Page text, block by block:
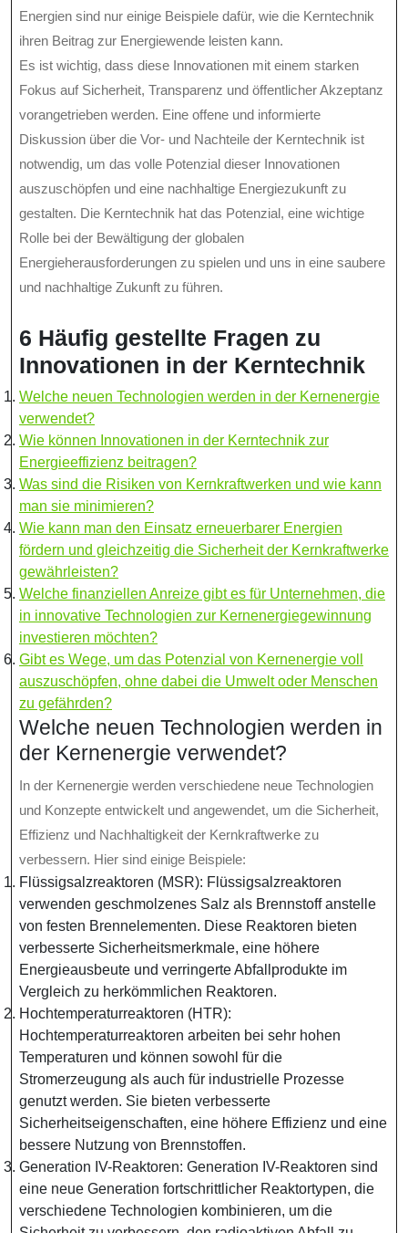
Energien sind nur einige Beispiele dafür, wie die Kerntechnik
ihren Beitrag zur Energiewende leisten kann.
Es ist wichtig, dass diese Innovationen mit einem starken
Fokus auf Sicherheit, Transparenz und öffentlicher Akzeptanz
vorangetrieben werden. Eine offene und informierte
Diskussion über die Vor- und Nachteile der Kerntechnik ist
notwendig, um das volle Potenzial dieser Innovationen
auszuschöpfen und eine nachhaltige Energiezukunft zu
gestalten. Die Kerntechnik hat das Potenzial, eine wichtige
Rolle bei der Bewältigung der globalen
Energieherausforderungen zu spielen und uns in eine saubere
und nachhaltige Zukunft zu führen.
6 Häufig gestellte Fragen zu
Innovationen in der Kerntechnik
Welche neuen Technologien werden in der Kernenergie
verwendet?
Wie können Innovationen in der Kerntechnik zur
Energieeffizienz beitragen?
Was sind die Risiken von Kernkraftwerken und wie kann
man sie minimieren?
Wie kann man den Einsatz erneuerbarer Energien
fördern und gleichzeitig die Sicherheit der Kernkraftwerke
gewährleisten?
Welche finanziellen Anreize gibt es für Unternehmen, die
in innovative Technologien zur Kernenergiegewinnung
investieren möchten?
Gibt es Wege, um das Potenzial von Kernenergie voll
auszuschöpfen, ohne dabei die Umwelt oder Menschen
zu gefährden?
Welche neuen Technologien werden in
der Kernenergie verwendet?
In der Kernenergie werden verschiedene neue Technologien
und Konzepte entwickelt und angewendet, um die Sicherheit,
Effizienz und Nachhaltigkeit der Kernkraftwerke zu
verbessern. Hier sind einige Beispiele:
Flüssigsalzreaktoren (MSR): Flüssigsalzreaktoren
verwenden geschmolzenes Salz als Brennstoff anstelle
von festen Brennelementen. Diese Reaktoren bieten
verbesserte Sicherheitsmerkmale, eine höhere
Energieausbeute und verringerte Abfallprodukte im
Vergleich zu herkömmlichen Reaktoren.
Hochtemperaturreaktoren (HTR):
Hochtemperaturreaktoren arbeiten bei sehr hohen
Temperaturen und können sowohl für die
Stromerzeugung als auch für industrielle Prozesse
genutzt werden. Sie bieten verbesserte
Sicherheitseigenschaften, eine höhere Effizienz und eine
bessere Nutzung von Brennstoffen.
Generation IV-Reaktoren: Generation IV-Reaktoren sind
eine neue Generation fortschrittlicher Reaktortypen, die
verschiedene Technologien kombinieren, um die